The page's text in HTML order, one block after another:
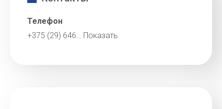
Телефон
+375 (29) 646… Показать